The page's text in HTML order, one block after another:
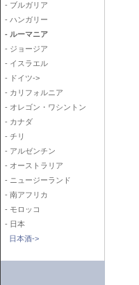
- ブルガリア
- ハンガリー
- ルーマニア
- ジョージア
- イスラエル
- ドイツ->
- カリフォルニア
- オレゴン・ワシントン
- カナダ
- チリ
- アルゼンチン
- オーストラリア
- ニュージーランド
- 南アフリカ
- モロッコ
- 日本
日本酒->